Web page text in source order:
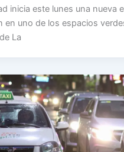
inicia este lunes una nueva
en uno de los espacios
La